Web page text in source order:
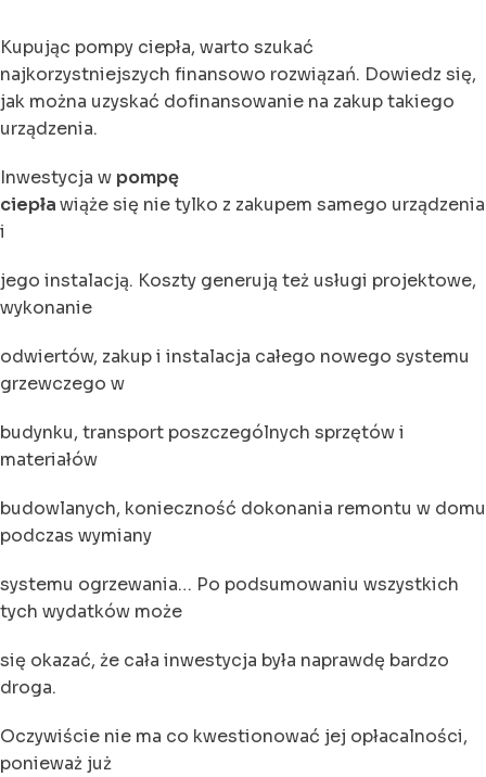
Kupując pompy ciepła, warto szukać
najkorzystniejszych finansowo rozwiązań. Dowiedz się,
jak można uzyskać dofinansowanie na zakup takiego
urządzenia.
Inwestycja w pompę
ciepławiąże się nie tylko z zakupem samego urządzenia
i
jego instalacją. Koszty generują też usługi projektowe,
wykonanie
odwiertów, zakup i instalacja całego nowego systemu
grzewczego w
budynku, transport poszczególnych sprzętów i
materiałów
budowlanych, konieczność dokonania remontu w domu
podczas wymiany
systemu ogrzewania… Po podsumowaniu wszystkich
tych wydatków może
się okazać, że cała inwestycja była naprawdę bardzo
droga.
Oczywiście nie ma co kwestionować jej opłacalności,
ponieważ już